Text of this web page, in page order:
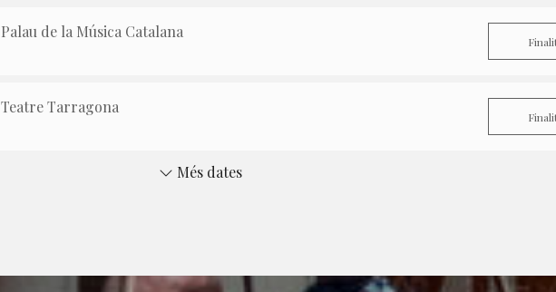
Palau de la Música Catalana
Teatre Tarragona
Més dates